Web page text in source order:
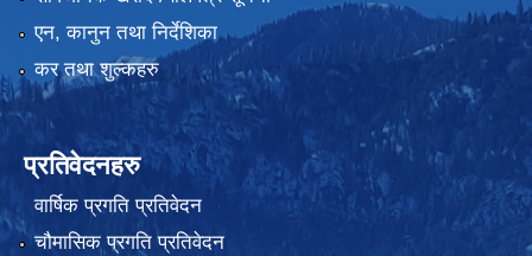
एन, कानुन तथा निर्देशिका
कर तथा शुल्कहरु
प्रतिवेदनहरु
वार्षिक प्रगति प्रतिवेदन
चौमासिक प्रगति प्रतिवेदन